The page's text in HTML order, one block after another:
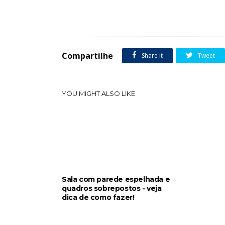
Compartilhe Share it Tweet
YOU MIGHT ALSO LIKE
Sala com parede espelhada e
quadros sobrepostos - veja
dica de como fazer!